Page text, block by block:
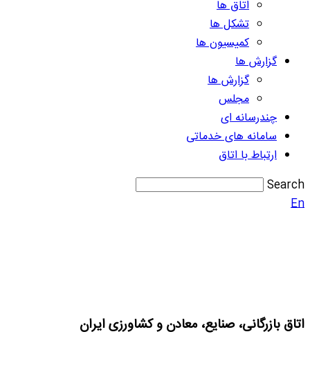
اتاق ها
تشکل ها
کمیسیون ها
گزارش ها
گزارش ها
مجلس
چندرسانه ای
سامانه های خدماتی
ارتباط با اتاق
Search
En
اتاق بازرگانی، صنایع، معادن و کشاورزی ایران